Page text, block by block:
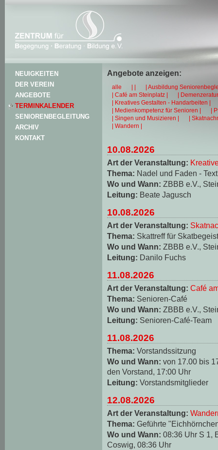
NEUIGKEITEN
DER VEREIN
ANGEBOTE
TERMINKALENDER
SENIORENBEGLEITUNG
ARCHIV
KONTAKT
Angebote anzeigen:
alle | |
| Ausbildung
| Café am Steinplatz |
|
| Kreatives Gestalten - Handarbeiten |
| Medienkompetenz für Senioren |
|
| Singen und Musizieren |
|
| Wandern |
10.08.2026
Art der Veranstaltung:
Thema: Nadel und Faden -
Wo und Wann: ZBBB e.V.,
Leitung: Beate Jagusch
10.08.2026
Art der Veranstaltung:
Thema: Skattreff für
Wo und Wann: ZBBB e.V.,
Leitung: Danilo Fuchs
11.08.2026
Art der Veranstaltung: Café
Thema: Senioren-Café
Wo und Wann: ZBBB e.V.,
Leitung: Senioren-Café-Team
11.08.2026
Thema: Vorstandssitzung
Wo und Wann: von 17.00 bis
den Vorstand, 17:00 Uhr
Leitung: Vorstandsmitglieder
12.08.2026
Art der Veranstaltung:
Thema: Geführte
Wo und Wann: 08:36 Uhr S 1,
Coswig, 08:36 Uhr